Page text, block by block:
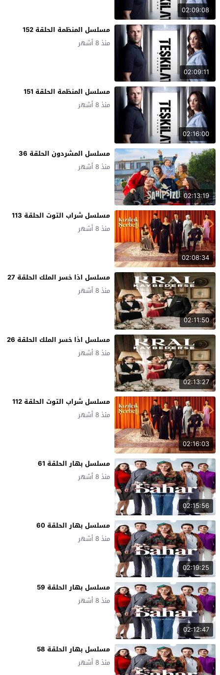
02:09:08
02:09:11
مسلسل المنظمة الحلقة 152
منذ 8 أشهر
02:16:00
مسلسل المنظمة الحلقة 151
منذ 8 أشهر
02:13:19
مسلسل المشردون الحلقة 36
منذ 8 أشهر
02:08:34
مسلسل شراب التوت الحلقة 113
منذ 8 أشهر
02:11:50
مسلسل اذا خسر الملك الحلقة 27
منذ 8 أشهر
02:13:27
مسلسل اذا خسر الملك الحلقة 26
منذ 8 أشهر
02:16:03
مسلسل شراب التوت الحلقة 112
منذ 8 أشهر
02:15:56
مسلسل بهار الحلقة 61
منذ 8 أشهر
02:19:25
مسلسل بهار الحلقة 60
منذ 8 أشهر
02:12:47
مسلسل بهار الحلقة 59
منذ 8 أشهر
مسلسل بهار الحلقة 58
منذ 8 أشهر